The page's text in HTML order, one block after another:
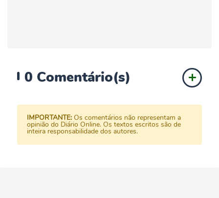
0 Comentário(s)
IMPORTANTE: Os comentários não representam a
opinião do Diário Online. Os textos escritos são de
inteira responsabilidade dos autores.